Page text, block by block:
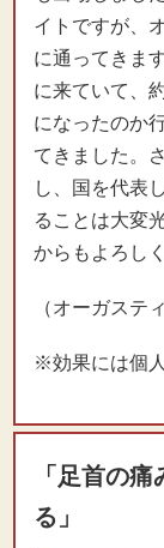
イトですが、
に通ってきま
に来ていて、
になったのか
てきました。
し、国を代表
ることは大変
からもよろし
（オーガス
※効果には個
「足首の
る」